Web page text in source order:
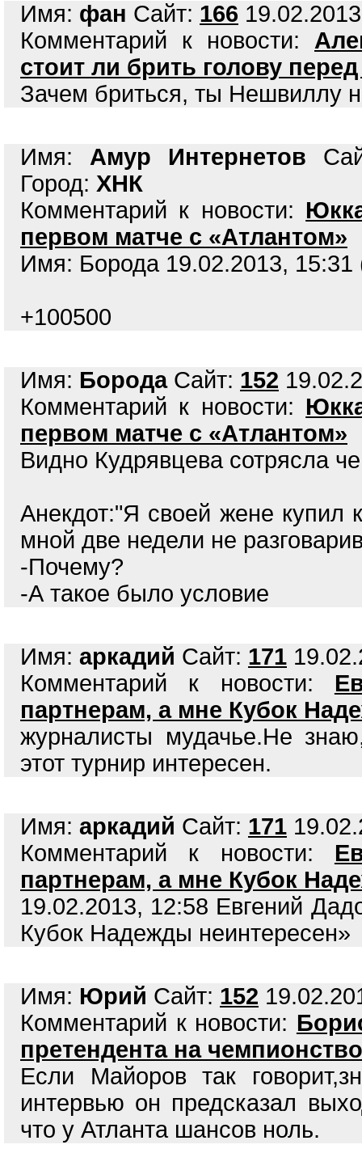
Имя: фан Сайт: 166
Комментарий к новости:
стоит ли брить голову
Зачем бриться, ты Нешвиллу
Имя: Амур Интернетов
Город: ХНК
Комментарий к новости:
первом матче с «Атлантом»
Имя: Борода 19.02.2013, 15:31
+100500
Имя: БородаСайт: 152
Комментарий к новости:
первом матче с «Атлантом»
Видно Кудрявцева сотрясла
Анекдот:"Я своей жене купил
мной две недели не
-Почему?
-А такое было условие
Имя: аркадий Сайт: 171
Комментарий к новости:
партнерам, а мне Кубок
журналисты мудачье.Не
этот турнир интересен.
Имя: аркадий Сайт: 171
Комментарий к новости:
партнерам, а мне Кубок
19.02.2013, 12:58 Евгений
Кубок Надежды неинтересен»
Имя: Юрий Сайт: 152
Комментарий к новости:
претендента на
Если Майоров так
интервью он предсказал
что у Атланта шансов ноль.